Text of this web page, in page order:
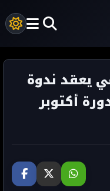
يعقد ندوة
أكتوبر